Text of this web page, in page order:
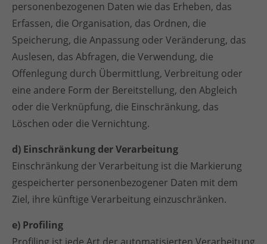
personenbezogenen Daten wie das Erheben, das
Erfassen, die Organisation, das Ordnen, die
Speicherung, die Anpassung oder Veränderung, das
Auslesen, das Abfragen, die Verwendung, die
Offenlegung durch Übermittlung, Verbreitung oder
eine andere Form der Bereitstellung, den Abgleich
oder die Verknüpfung, die Einschränkung, das
Löschen oder die Vernichtung.
d) Einschränkung der Verarbeitung
Einschränkung der Verarbeitung ist die Markierung
gespeicherter personenbezogener Daten mit dem
Ziel, ihre künftige Verarbeitung einzuschränken.
e) Profiling